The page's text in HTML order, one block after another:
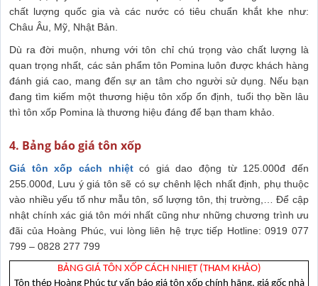
chất lượng quốc gia và các nước có tiêu chuẩn khắt khe như:
Châu Âu, Mỹ, Nhật Bản.
Dù ra đời muộn, nhưng với tôn chỉ chú trọng vào chất lượng là
quan trọng nhất, các sản phẩm tôn Pomina luôn được khách hàng
đánh giá cao, mang đến sự an tâm cho người sử dụng. Nếu bạn
đang tìm kiếm một thương hiệu tôn xốp ổn định, tuổi thọ bền lâu
thì tôn xốp Pomina là thương hiệu đáng để bạn tham khảo.
4. Bảng báo giá tôn xốp
Giá tôn xốp cách nhiệtcó giá dao động từ 125.000đ đến
255.000đ, Lưu ý giá tôn sẽ có sự chênh lệch nhất định, phụ thuộc
vào nhiều yếu tố như mẫu tôn, số lượng tôn, thị trường,… Để cập
nhật chính xác giá tôn mới nhất cũng như những chương trình ưu
đãi của Hoàng Phúc, vui lòng liên hệ trực tiếp Hotline: 0919 077
799 – 0828 277 799
BẢNG GIÁ TÔN XỐP CÁCH NHIỆT (THAM KHẢO)
Tôn thép Hoàng Phúc tư vấn báo giá tôn xốp chính hãng, giá gốc nhà